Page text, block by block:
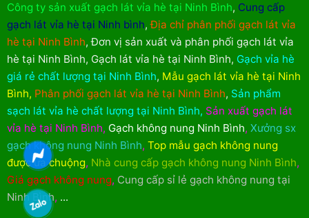
Công ty sản xuất gạch lát vỉa hè tại Ninh Bình, Cung cấp
gạch lát vỉa hè tại Ninh bình,Địa chỉ phân phối gạch lát vỉa
hè tại Ninh Bình,Đơn vị sản xuất và phân phối gạch lát vỉa
hè tại Ninh Bình, Gạch lát vỉa hè tại Ninh Bình, Gạch vỉa hè
giá rẻ chất lượng tại Ninh Bình, Mẫu gạch lát vỉa hè tại Ninh
Bình, Phân phối gạch lát vỉa hè tại Ninh Bình, Sản phẩm
sạch lát vỉa hè chất lượng tại Ninh Bình, Sản xuất gạch lát
vỉa hè tại Ninh Bình, Gạch không nung Ninh Bình, Xưởng sx
gạch không nung Ninh Bình, Top mẫu gạch không nung
được ưa chuộng, Nhà cung cấp gạch không nung Ninh Bình,
Giá gạch không nung, Cung cấp sỉ lẻ gạch không nung tại
Ninh Bình, ...